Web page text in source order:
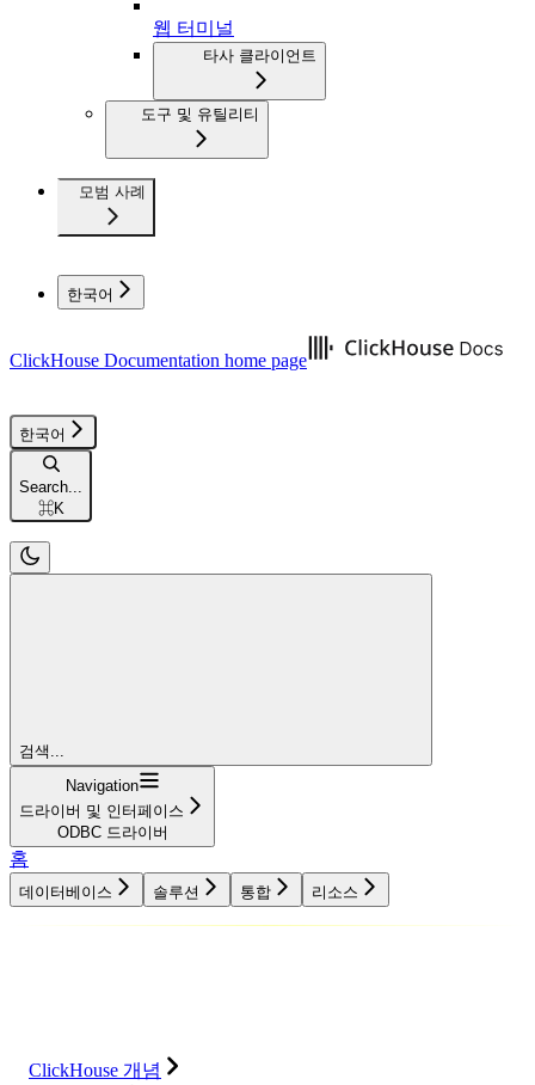
웹 터미널
타사 클라이언트
도구 및 유틸리티
모범 사례
한국어
ClickHouse Documentation home page
한국어
Search...
⌘K
검색...
Navigation
드라이버 및 인터페이스
ODBC 드라이버
홈
데이터베이스 솔루션 통합 리소스
ClickHouse 개념